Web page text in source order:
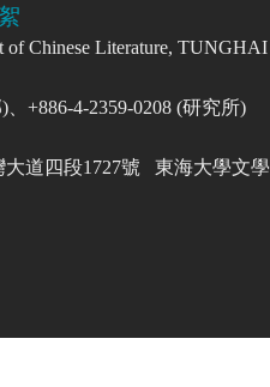
Chinese Literature, TUNGHAI
、+886-4-2359-0208 (研究所)
大道四段1727號 東海大學文學